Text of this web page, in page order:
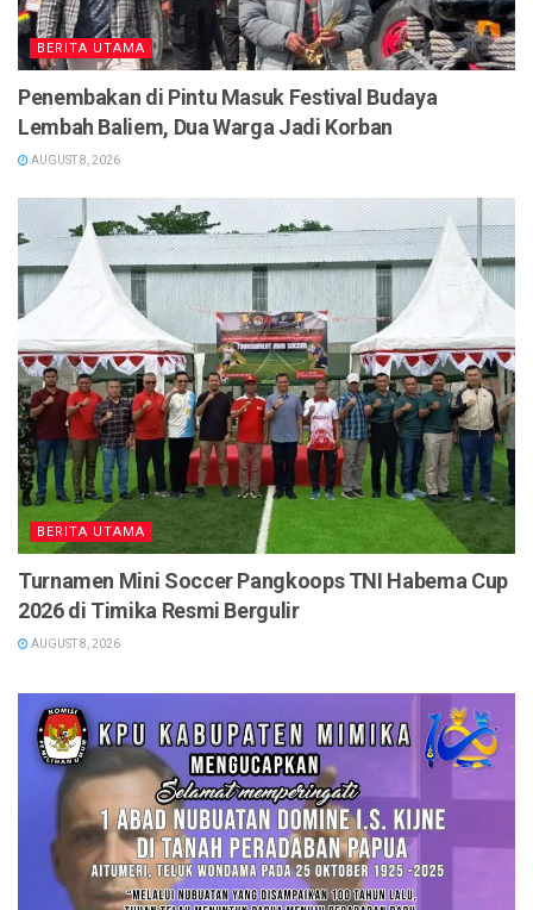
BERITA UTAMA
Penembakan di Pintu Masuk Festival Budaya
Lembah Baliem, Dua Warga Jadi Korban
AUGUST 8, 2026
BERITA UTAMA
Turnamen Mini Soccer Pangkoops TNI Habema Cup
2026 di Timika Resmi Bergulir
AUGUST 8, 2026